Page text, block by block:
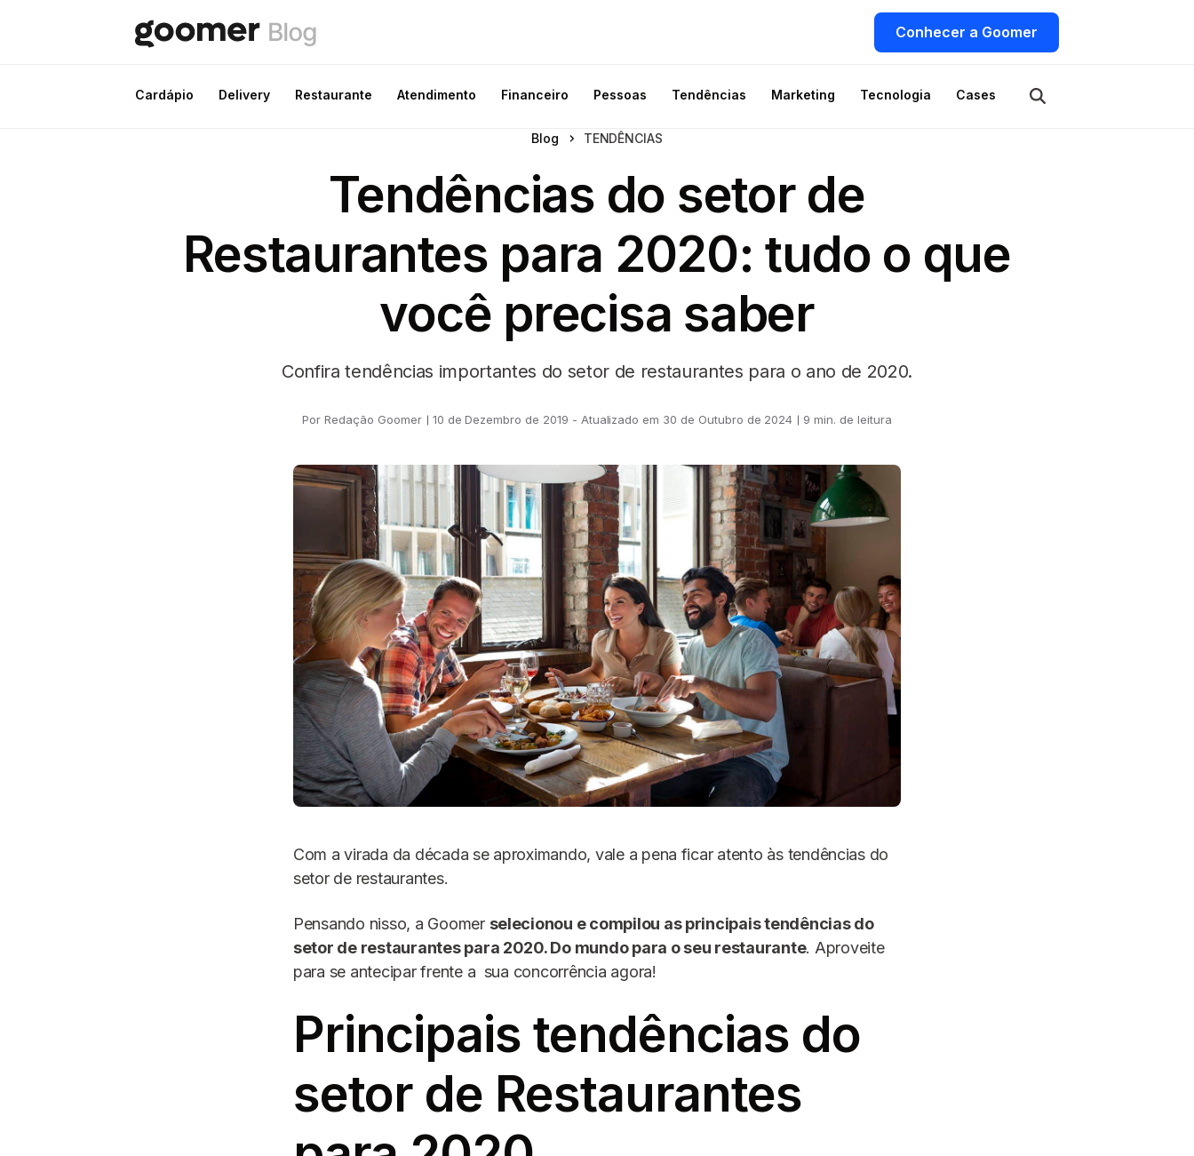
Conhecer a Goomer
Cardápio Delivery Restaurante Atendimento Financeiro Pessoas Tendências Marketing Tecnologia Cases
Blog TENDÊNCIAS
Tendências do setor de
Restaurantes para 2020: tudo o que
você precisa saber
Confira tendências importantes do setor de restaurantes para o ano de 2020.
Por Redação Goomer 10 de Dezembro de 2019 - Atualizado em 30 de Outubro de 2024 9 min. de leitura
Com a virada da década se aproximando, vale a pena ficar atento às tendências do
setor de restaurantes.
Pensando nisso, a Goomer selecionou e compilou as principais tendências do
setor de restaurantes para 2020. Do mundo para o seu restaurante. Aproveite
para se antecipar frente a sua concorrência agora!
Principais tendências do
setor de Restaurantes